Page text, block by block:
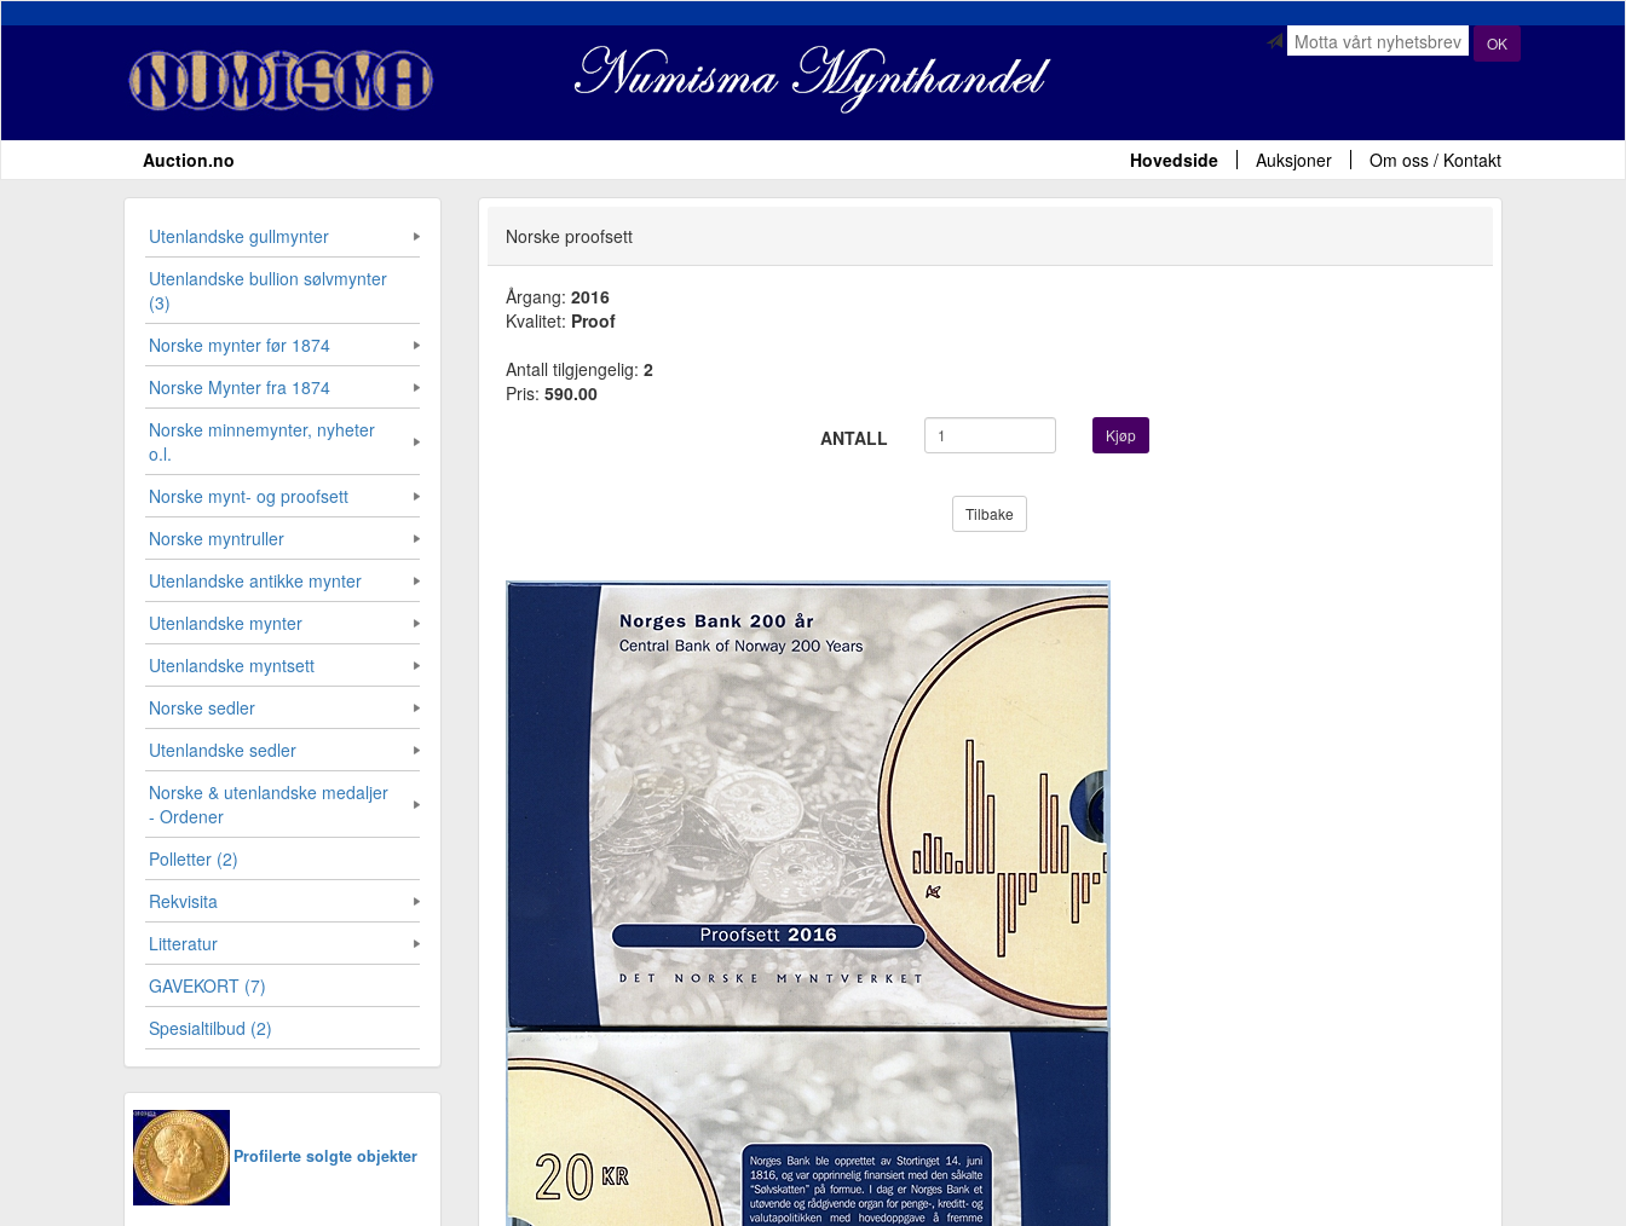
OK
Auction.no Hovedside Auksjoner Om oss / Kontakt
Utenlandske gullmynter
Utenlandske bullion sølvmynter
(3)
Norske mynter før 1874
Norske Mynter fra 1874
Norske minnemynter, nyheter
o.l.
Norske mynt- og proofsett
Norske myntruller
Utenlandske antikke mynter
Utenlandske mynter
Utenlandske myntsett
Norske sedler
Utenlandske sedler
Norske & utenlandske medaljer
- Ordener
Polletter (2)
Rekvisita
Litteratur
GAVEKORT (7)
Spesialtilbud (2)
Profilerte solgte objekter
Norske proofsett
Årgang: 2016
Kvalitet: Proof
Antall tilgjengelig: 2
Pris: 590.00
ANTALL
Kjøp
Tilbake